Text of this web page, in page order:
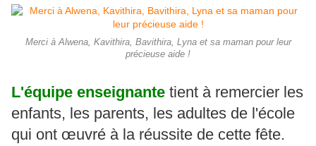
Merci à Alwena, Kavithira, Bavithira, Lyna et sa maman pour leur
précieuse aide !
L'équipe enseignante tient à remercier les
enfants, les parents, les adultes de l'école
qui ont œuvré à la réussite de cette fête.